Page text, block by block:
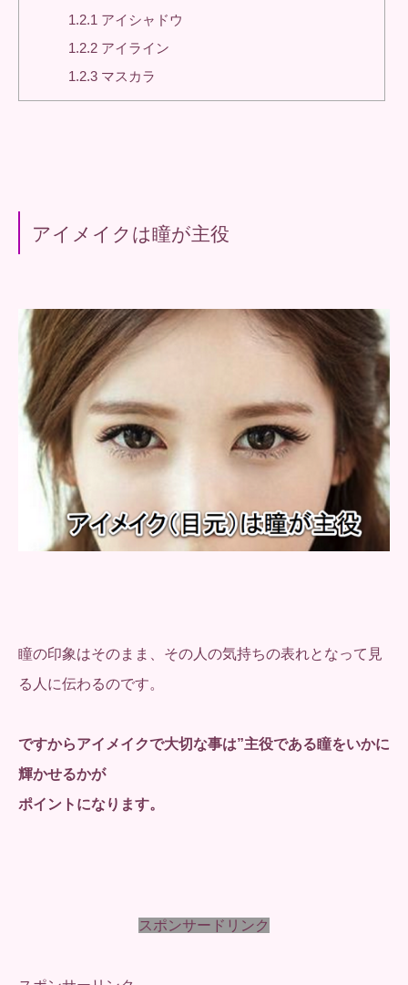
1.2.1 アイシャドウ
1.2.2 アイライン
1.2.3 マスカラ
アイメイクは瞳が主役
瞳の印象はそのまま、その人の気持ちの表れとなって見
る人に伝わるのです。
ですからアイメイクで大切な事は”主役である瞳をいかに
輝かせるかが
ポイントになります。
スポンサードリンク